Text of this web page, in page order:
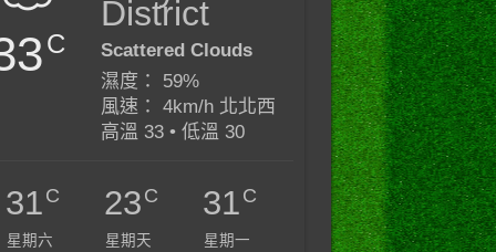
C
District
Scattered Clouds
濕度： 59%
風速： 4km/h 北北西
高溫 33 • 低溫 30
31C
星期六
23C
星期天
31C
星期一